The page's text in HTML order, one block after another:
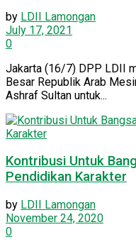
by LDII Lamongan
July 17, 2021
0
Jakarta (16/7) DPP LDII
Besar Republik Arab
Ashraf Sultan untuk...
Kontribusi Untuk
Pendidikan Karakter
by LDII Lamongan
November 24, 2020
0